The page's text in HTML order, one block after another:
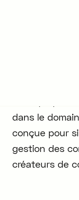
Affiliz
dans le
conçue pour
gestion des
créateurs de